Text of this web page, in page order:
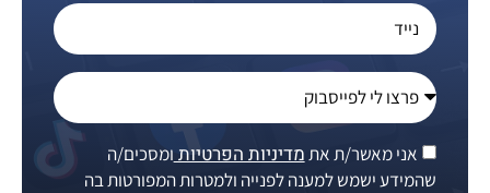
אני מאשר/ת אתמדיניות הפרטיותומסכים/ה
שהמידע ישמש למענה לפנייה ולמטרות המפורטות בה